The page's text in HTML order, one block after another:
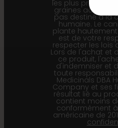
les plus précises
graines actuels.
pas destiné à la
humaine. Le
plante
est de votre
respecter les lois
Lors de l'achat et
ce produit,
d'indemniser et
toute
Medicinals DBA
Company et ses
résultat lié au
contient moins
conformément
américaine de